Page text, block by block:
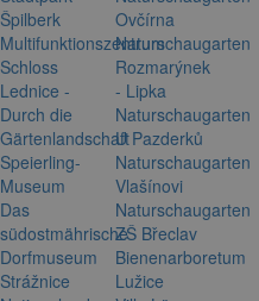
Špilberk
Multifunktionszentrum
Schloss
Lednice -
Durch die
Gärtenlandschaft
Speierling-
Museum
Das
südostmährische
Dorfmuseum
Strážnice
Ovčírna
Naturschaugarten
Rozmarýnek
- Lipka
Naturschaugarten
U Pazderků
Naturschaugarten
Vlašínovi
Naturschaugarten
ZŠ Břeclav
Bienenarboretum
Lužice